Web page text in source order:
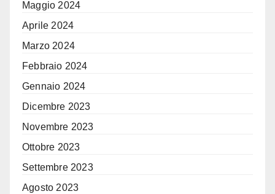
Maggio 2024
Aprile 2024
Marzo 2024
Febbraio 2024
Gennaio 2024
Dicembre 2023
Novembre 2023
Ottobre 2023
Settembre 2023
Agosto 2023